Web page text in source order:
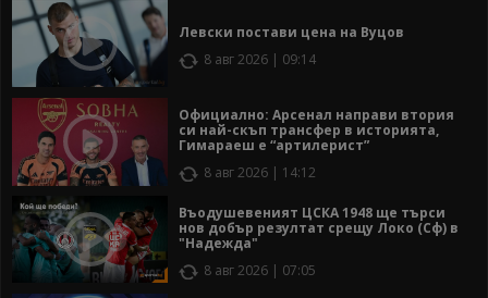
Левски постави цена на Вуцов
8 авг 2026 | 09:14
Официално: Арсенал направи втория
си най-скъп трансфер в историята,
Гимараеш е “артилерист”
8 авг 2026 | 14:12
Въодушевеният ЦСКА 1948 ще търси
нов добър резултат срещу Локо (Сф) в
"Надежда"
8 авг 2026 | 07:05